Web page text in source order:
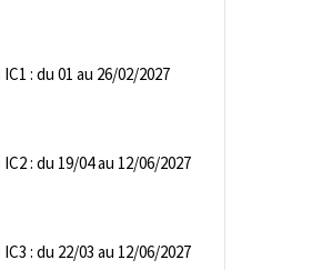
: du 01 au 26/02/2027
: du 19/04 au 12/06/2027
: du 22/03 au 12/06/2027